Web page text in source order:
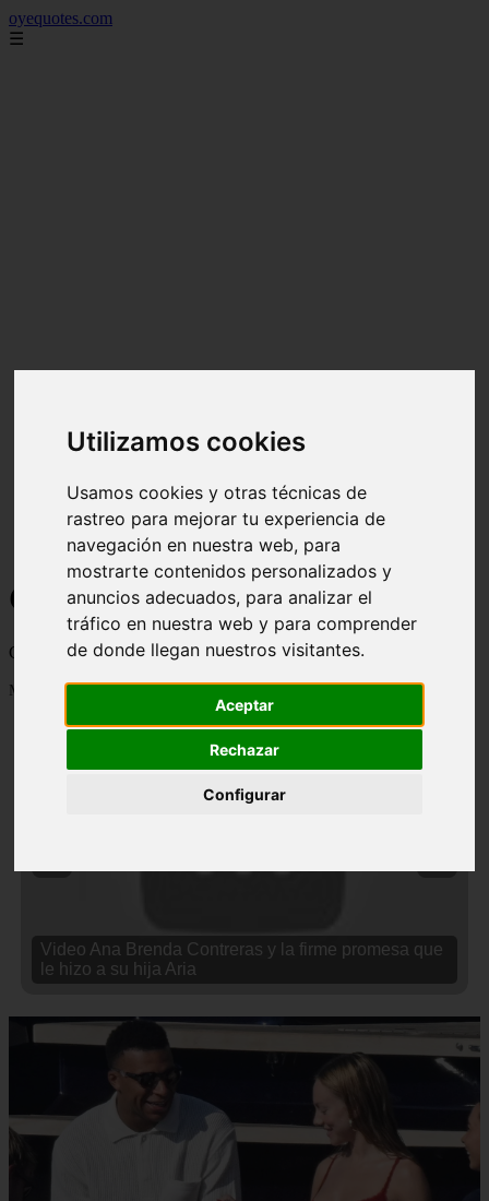
Utilizamos cookies
Usamos cookies y otras técnicas de
rastreo para mejorar tu experiencia de
navegación en nuestra web, para
mostrarte contenidos personalizados y
anuncios adecuados, para analizar el
tráfico en nuestra web y para comprender
de donde llegan nuestros visitantes.
Aceptar
Rechazar
Configurar
oyequotes.com
☰
Curiosidades y Sabias que
Cosas curiosas, curiosidades, noticias impactantes y mucho mas
Mostrando 1 - 24 de 2833 artículos
Video Ana Brenda Contreras y la firme promesa que
le hizo a su hija Aria